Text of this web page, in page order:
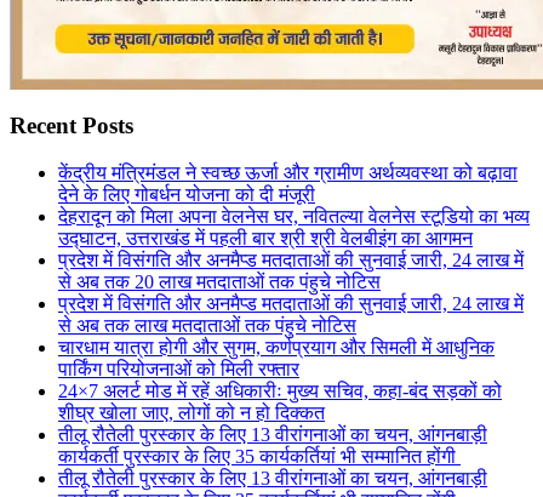
Recent Posts
केंद्रीय मंत्रिमंडल ने स्वच्छ ऊर्जा और ग्रामीण अर्थव्यवस्था को बढ़ावा
देने के लिए गोबर्धन योजना को दी मंजूरी
देहरादून को मिला अपना वेलनेस घर, नवितल्या वेलनेस स्टूडियो का भव्य
उद्घाटन, उत्तराखंड में पहली बार श्री श्री वेलबीइंग का आगमन
प्रदेश में विसंगति और अनमैप्ड मतदाताओं की सुनवाई जारी, 24 लाख में
से अब तक 20 लाख मतदाताओं तक पंहुचे नोटिस
प्रदेश में विसंगति और अनमैप्ड मतदाताओं की सुनवाई जारी, 24 लाख में
से अब तक लाख मतदाताओं तक पंहुचे नोटिस
चारधाम यात्रा होगी और सुगम, कर्णप्रयाग और सिमली में आधुनिक
पार्किंग परियोजनाओं को मिली रफ्तार
24×7 अलर्ट मोड में रहें अधिकारीः मुख्य सचिव, कहा-बंद सड़कों को
शीघ्र खोला जाए, लोगों को न हो दिक्कत
तीलू रौतेली पुरस्कार के लिए 13 वीरांगनाओं का चयन, आंगनबाड़ी
कार्यकर्ती पुरस्कार के लिए 35 कार्यकर्तियां भी सम्मानित होंगी
तीलू रौतेली पुरस्कार के लिए 13 वीरांगनाओं का चयन, आंगनबाड़ी